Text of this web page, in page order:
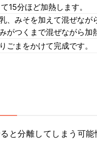
15分ほど加熱します。
、みそを加えて混ぜな
がつくまで混ぜながら加
ごまをかけて完成です。
と分離してしまう可